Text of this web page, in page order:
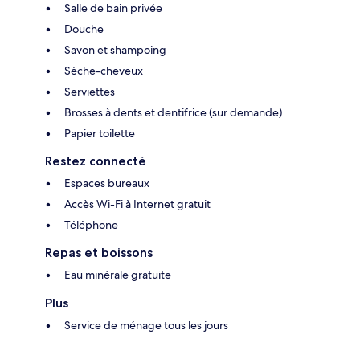
Salle de bain privée
Douche
Savon et shampoing
Sèche-cheveux
Serviettes
Brosses à dents et dentifrice (sur demande)
Papier toilette
Restez connecté
Espaces bureaux
Accès Wi-Fi à Internet gratuit
Téléphone
Repas et boissons
Eau minérale gratuite
Plus
Service de ménage tous les jours